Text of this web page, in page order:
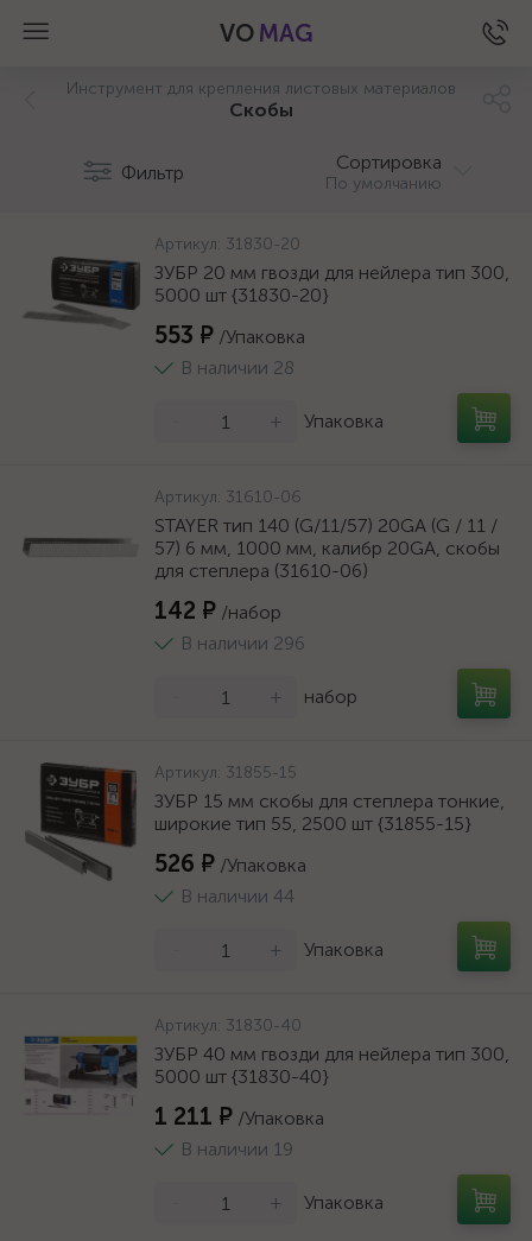
VO MAG
Инструмент для крепления листовых материалов
Скобы
Фильтр Сортировка
По умолчанию
Артикул: 31830-20
ЗУБР 20 мм гвозди для нейлера тип 300,
5000 шт {31830-20}
553 ₽ /Упаковка
В наличии 28
+ Упаковка
Артикул: 31610-06
STAYER тип 140 (G/11/57) 20GA (G / 11 /
57) 6 мм, 1000 мм, калибр 20GA, скобы
для степлера (31610-06)
142 ₽ /набор
В наличии 296
+ набор
Артикул: 31855-15
ЗУБР 15 мм скобы для степлера тонкие,
широкие тип 55, 2500 шт {31855-15}
526 ₽ /Упаковка
В наличии 44
+ Упаковка
Артикул: 31830-40
ЗУБР 40 мм гвозди для нейлера тип 300,
5000 шт {31830-40}
1 211 ₽ /Упаковка
В наличии 19
+ Упаковка